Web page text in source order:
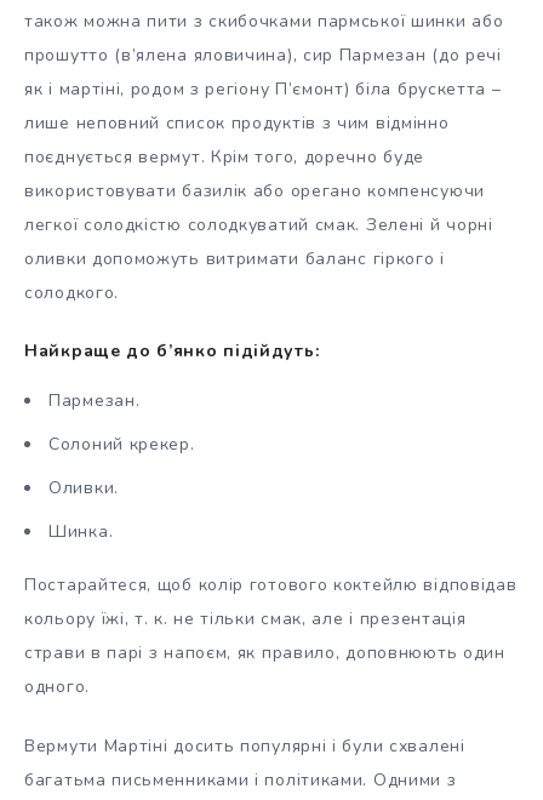
також можна пити з скибочками пармської шинки або
прошутто (в’ялена яловичина), сир Пармезан (до речі
як і мартіні, родом з регіону П’ємонт) біла брускетта –
лише неповний список продуктів з чим відмінно
поєднується вермут. Крім того, доречно буде
використовувати базилік або орегано компенсуючи
легкої солодкістю солодкуватий смак. Зелені й чорні
оливки допоможуть витримати баланс гіркого і
солодкого.
Найкраще до б’янко підійдуть:
Пармезан.
Солоний крекер.
Оливки.
Шинка.
Постарайтеся, щоб колір готового коктейлю відповідав
кольору їжі, т. к. не тільки смак, але і презентація
страви в парі з напоєм, як правило, доповнюють один
одного.
Вермути Мартіні досить популярні і були схвалені
багатьма письменниками і політиками. Одними з